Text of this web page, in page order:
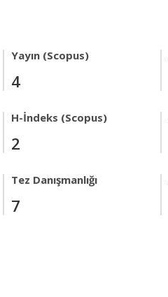
Yayın (Scopus)
4
H-İndeks (Scopus)
2
Tez Danışmanlığı
7